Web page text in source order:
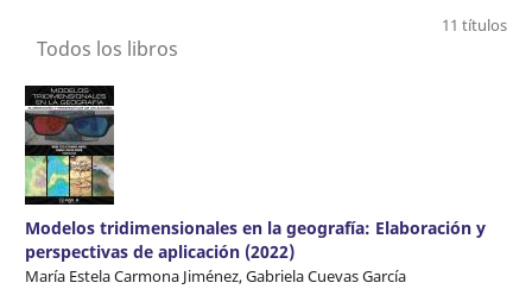
11 títulos
Todos los libros
Modelos tridimensionales en la geografía: Elaboración y
perspectivas de aplicación (2022)
María Estela Carmona Jiménez, Gabriela Cuevas García